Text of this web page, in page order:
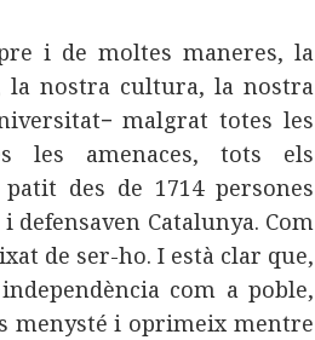
i de moltes maneres, la
nostra cultura, la nostra
malgrat totes les
les amenaces, tots els
des de 1714 persones
defensaven Catalunya. Com
de ser-ho. I està clar que,
com a poble,
menysté i oprimeix mentre